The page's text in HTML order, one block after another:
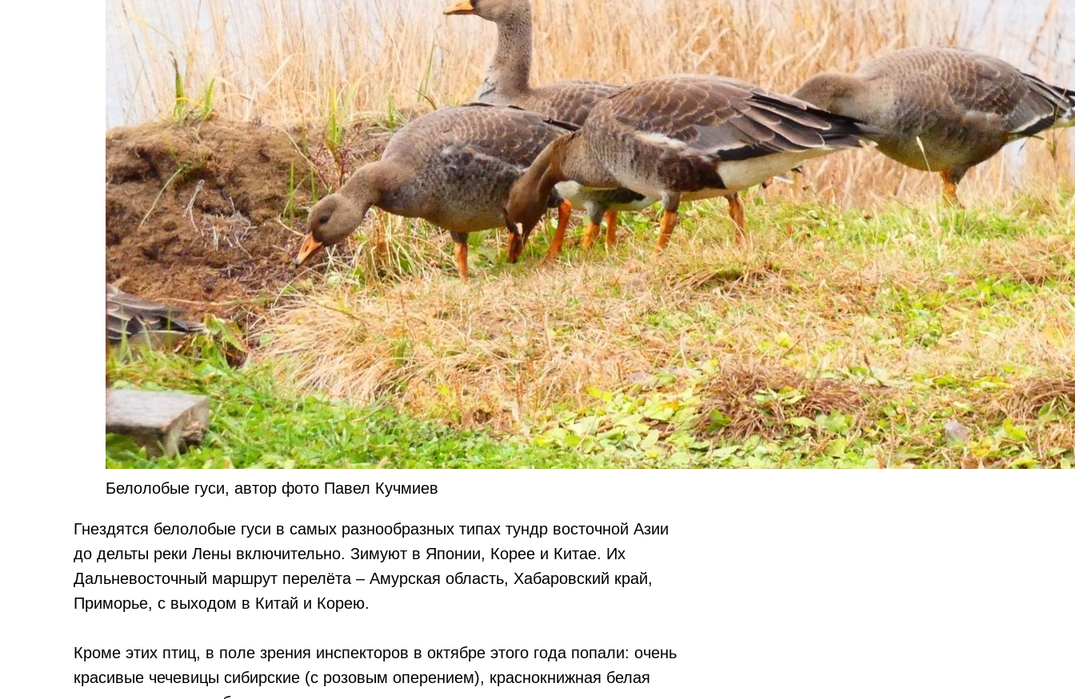
Белолобые гуси, автор фото Павел Кучмиев
Гнездятся белолобые гуси в самых разнообразных типах тундр восточной Азии
до дельты реки Лены включительно. Зимуют в Японии, Корее и Китае. Их
Дальневосточный маршрут перелёта – Амурская область, Хабаровский край,
Приморье, с выходом в Китай и Корею.
Кроме этих птиц, в поле зрения инспекторов в октябре этого года попали: очень
красивые чечевицы сибирские (с розовым оперением), краснокнижная белая